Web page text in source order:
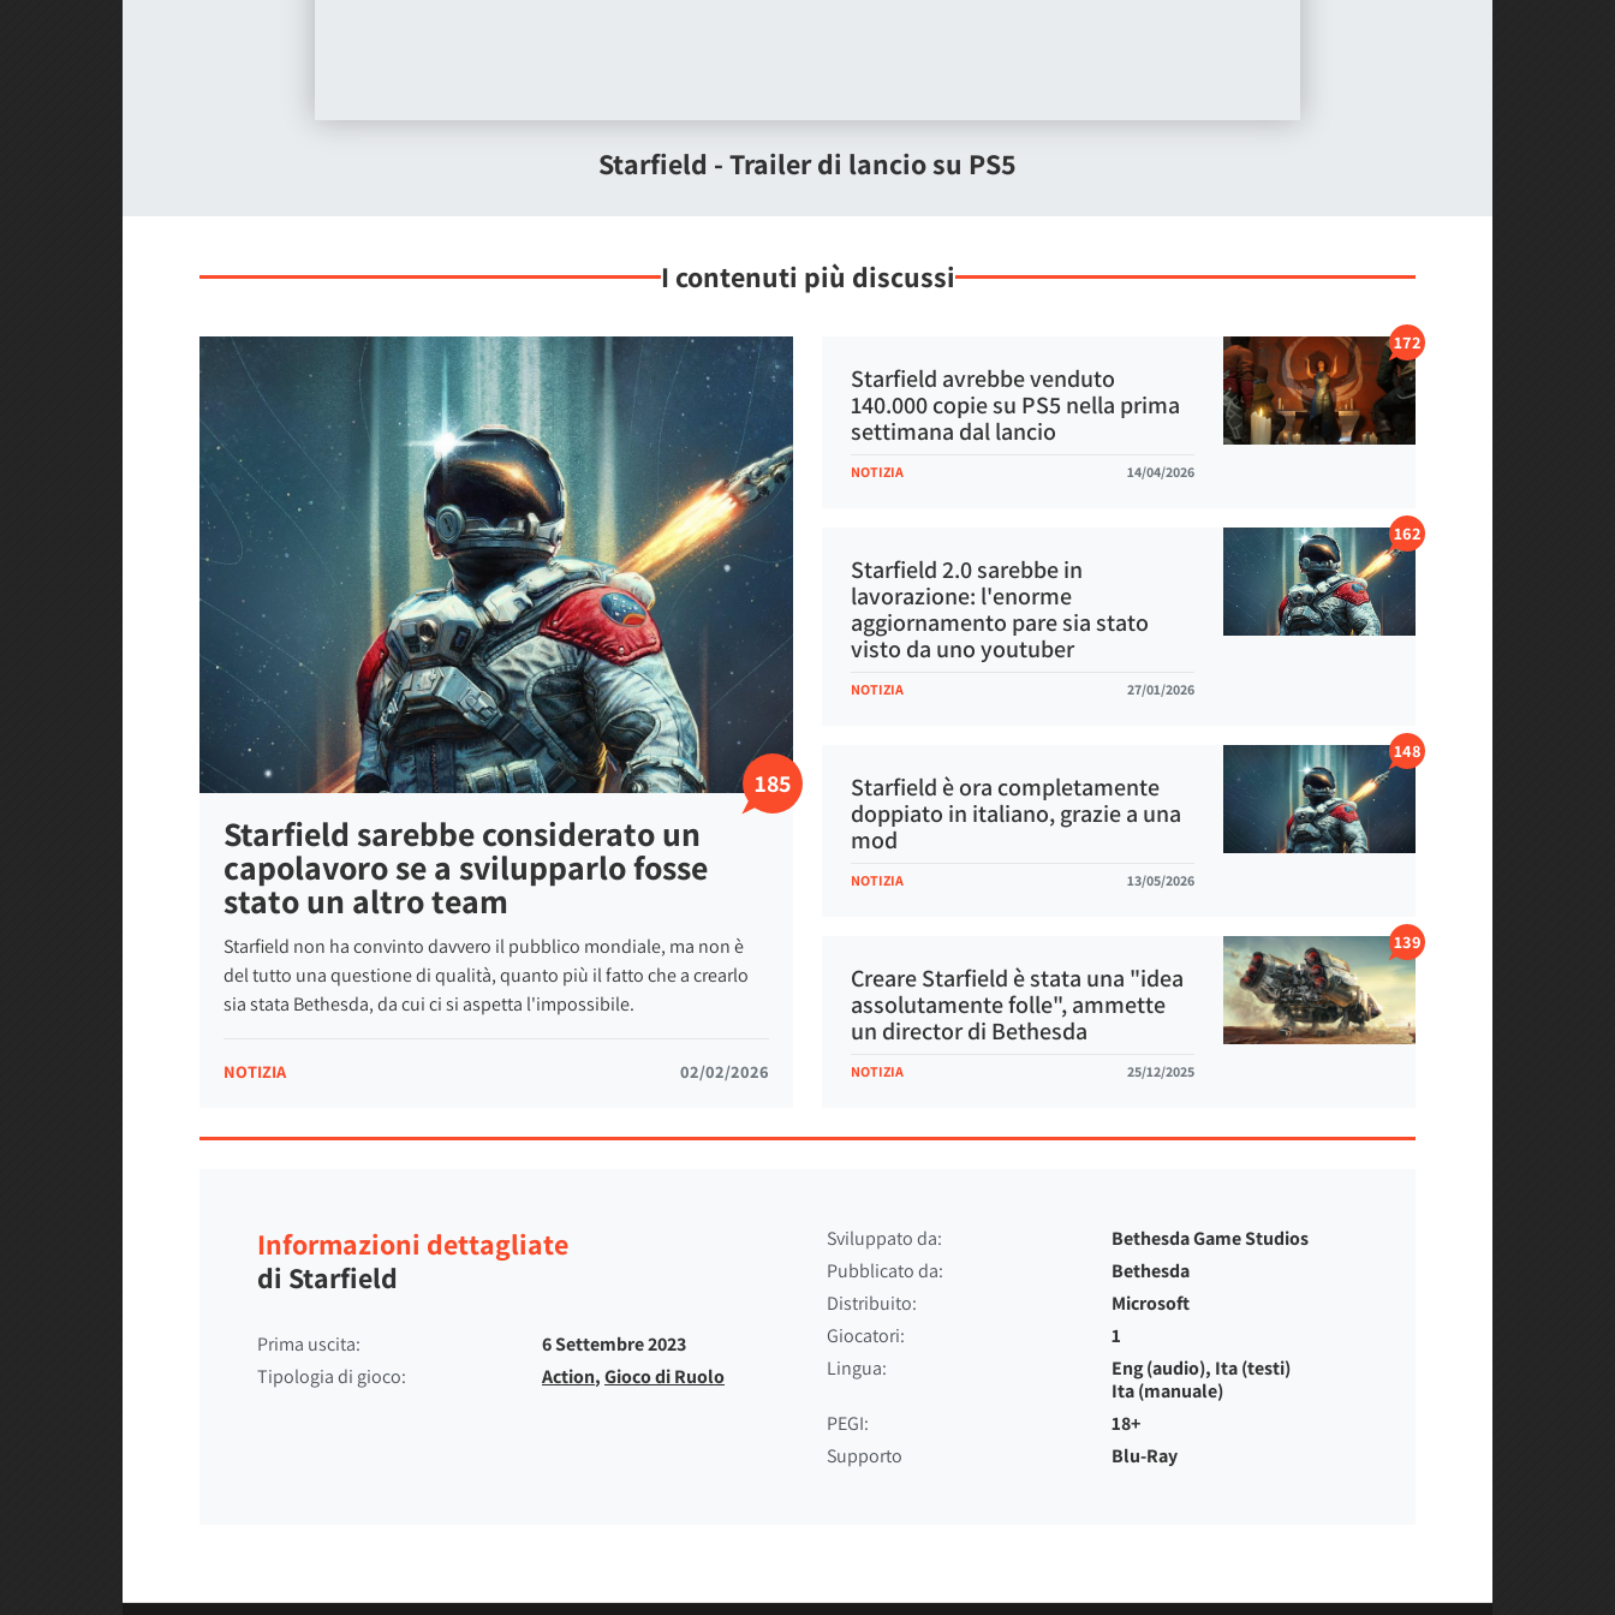
Starfield - Trailer di lancio su PS5
I contenuti più discussi
Starfield sarebbe considerato un
capolavoro se a svilupparlo fosse
stato un altro team
Starfield non ha convinto davvero il pubblico mondiale, ma non è
del tutto una questione di qualità, quanto più il fatto che a crearlo
sia stata Bethesda, da cui ci si aspetta l'impossibile.
NOTIZIA 02/02/2026
185
Starfield avrebbe venduto
140.000 copie su PS5 nella prima
settimana dal lancio
NOTIZIA 14/04/2026
172
Starfield 2.0 sarebbe in
lavorazione: l'enorme
aggiornamento pare sia stato
visto da uno youtuber
NOTIZIA 27/01/2026
162
Starfield è ora completamente
doppiato in italiano, grazie a una
mod
NOTIZIA 13/05/2026
148
Creare Starfield è stata una "idea
assolutamente folle", ammette
un director di Bethesda
NOTIZIA 25/12/2025
139
Informazioni dettagliate
di Starfield
Prima uscita:
6 Settembre 2023
Tipologia di gioco:
Action,Gioco di Ruolo
Sviluppato da:
Bethesda Game Studios
Pubblicato da:
Bethesda
Distribuito:
Microsoft
Giocatori:
1
Lingua:
Eng (audio), Ita (testi)
Ita (manuale)
PEGI:
18+
Supporto
Blu-Ray